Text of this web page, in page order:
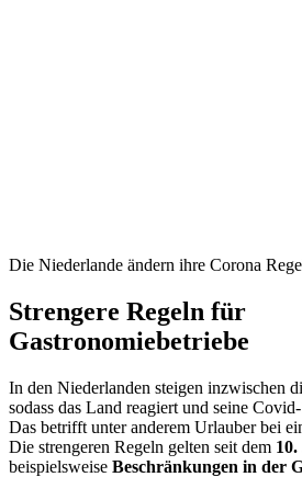
Die Niederlande ändern ihre Corona
Strengere Regeln für
Gastronomiebetriebe
In den Niederlanden steigen inzwischen
sodass das Land reagiert und seine
Das betrifft unter anderem Urlauber bei
Die strengeren Regeln gelten seit dem
beispielsweise Beschränkungen in der